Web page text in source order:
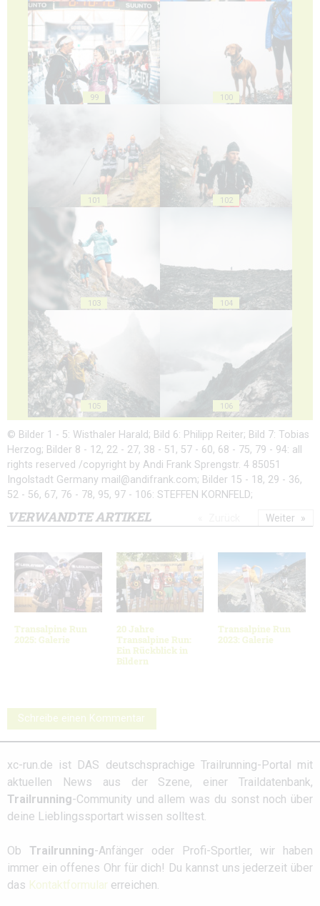
99 100
101 102
103 104
105 106
© Bilder 1 - 5: Wisthaler Harald; Bild 6: Philipp Reiter; Bild 7: Tobias
Herzog; Bilder 8 - 12, 22 - 27, 38 - 51, 57 - 60, 68 - 75, 79 - 94: all
rights reserved /copyright by Andi Frank Sprengstr. 4 85051
Ingolstadt Germany mail@andifrank.com; Bilder 15 - 18, 29 - 36,
52 - 56, 67, 76 - 78, 95, 97 - 106: STEFFEN KORNFELD;
VERWANDTE ARTIKEL
Transalpine Run
2025: Galerie
20 Jahre
Transalpine Run:
Ein Rückblick in
Bildern
Transalpine Run
2023: Galerie
Weiter
Schreibe einen Kommentar
xc-run.de ist DAS deutschsprachige Trailrunning-Portal mit
aktuellen News aus der Szene, einer Traildatenbank,
Trailrunning-Community und allem was du sonst noch über
deine Lieblingssportart wissen solltest.
Ob Trailrunning-Anfänger oder Profi-Sportler, wir haben
immer ein offenes Ohr für dich! Du kannst uns jederzeit über
das Kontaktformular erreichen.